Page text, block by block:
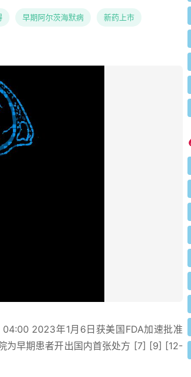
早期阿尔茨海默病 新药上市
2023年1月6日获美国FDA加速批准
为早期患者开出国内首张处方 [7] [9] [12-